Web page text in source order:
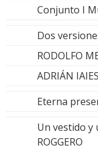
Conjunto I
Dos
RODOLFO
ADRIÁN IAIES
Eterna
Un vestido y
ROGGERO